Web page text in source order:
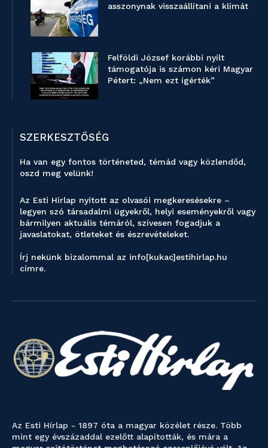
asszonynak visszaállítani a klímát
Felföldi József korábbi nyílt
támogatója is számon kéri Magyar
Pétert: „Nem ezt ígérték”
SZERKESZTŐSÉG
Ha van egy fontos történeted, témád vagy közlendőd,
oszd meg velünk!
Az Esti Hírlap nyitott az olvasói megkeresésekre –
legyen szó társadalmi ügyekről, helyi eseményekről vagy
bármilyen aktuális témáról, szívesen fogadjuk a
javaslatokat, ötleteket és észrevételeket.
Írj nekünk bizalommal az info[kukac]estihirlap.hu
címre.
Az Esti Hírlap - 1897 óta a magyar közélet része. Több
mint egy évszázaddal ezelőtt alapították, és mára a